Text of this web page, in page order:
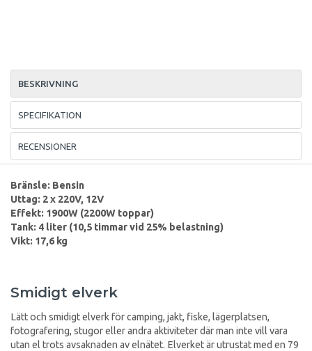
BESKRIVNING
SPECIFIKATION
RECENSIONER
Bränsle: Bensin
Uttag: 2 x 220V, 12V
Effekt: 1900W (2200W toppar)
Tank: 4 liter (10,5 timmar vid 25% belastning)
Vikt: 17,6 kg
Smidigt elverk
Lätt och smidigt elverk för camping, jakt, fiske, lägerplatsen,
fotografering, stugor eller andra aktiviteter där man inte vill vara
utan el trots avsaknaden av elnätet. Elverket är utrustat med en 79